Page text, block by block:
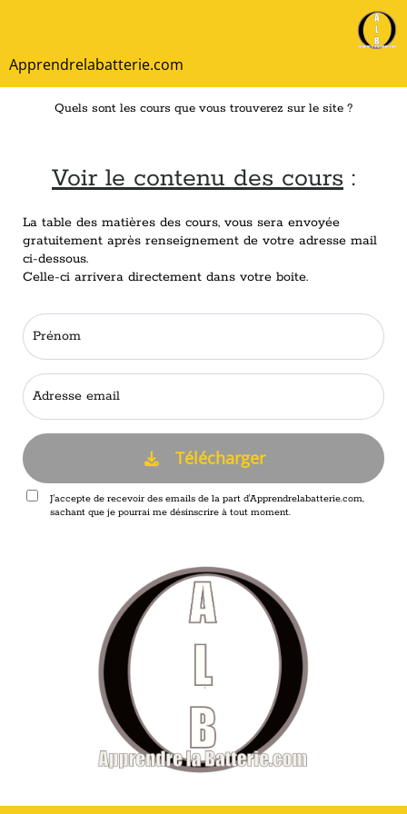
Apprendrelabatterie.com
Quels sont les cours que vous trouverez sur le site ?
Voir le contenu des cours :
La table des matières des cours, vous sera envoyée
gratuitement après renseignement de votre adresse mail
ci-dessous.
Celle-ci arrivera directement dans votre boite.
Télécharger
J'accepte de recevoir des emails de la part d'Apprendrelabatterie.com,
sachant que je pourrai me désinscrire à tout moment.